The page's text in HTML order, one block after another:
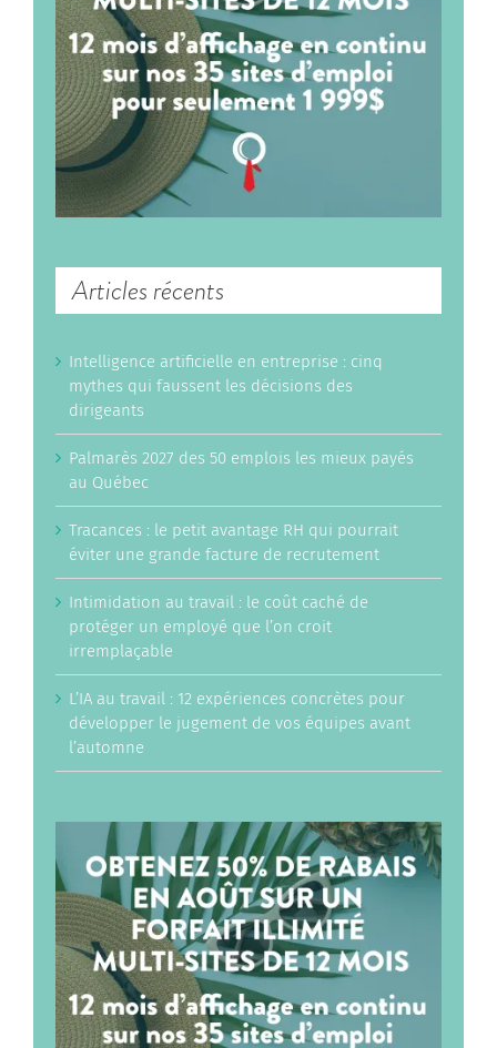
Articles récents
Intelligence artificielle en entreprise : cinq
mythes qui faussent les décisions des
dirigeants
Palmarès 2027 des 50 emplois les mieux payés
au Québec
Tracances : le petit avantage RH qui pourrait
éviter une grande facture de recrutement
Intimidation au travail : le coût caché de
protéger un employé que l’on croit
irremplaçable
L’IA au travail : 12 expériences concrètes pour
développer le jugement de vos équipes avant
l’automne